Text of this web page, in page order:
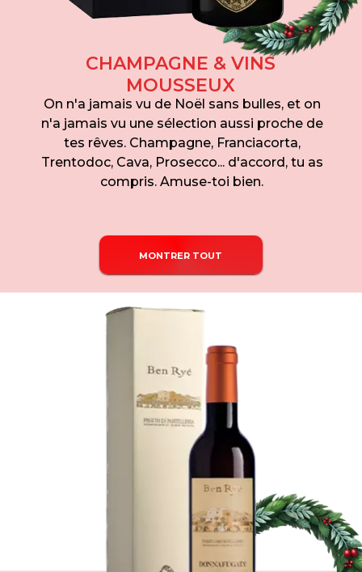
On n'a jamais vu de Noël sans bulles, et on
n'a jamais vu une sélection aussi proche de
tes rêves. Champagne, Franciacorta,
Trentodoc, Cava, Prosecco... d'accord, tu as
compris. Amuse-toi bien.
MONTRER TOUT
CHAMPAGNE & VINS
MOUSSEUX